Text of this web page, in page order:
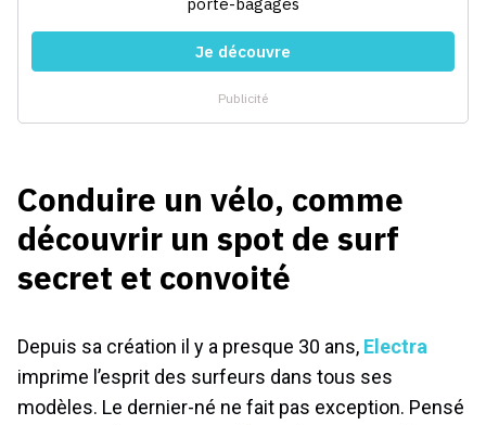
Conduire un vélo, comme
découvrir un spot de surf
secret et convoité
Depuis sa création il y a presque 30 ans, Electra
imprime l’esprit des surfeurs dans tous ses
modèles. Le dernier-né ne fait pas exception. Pensé